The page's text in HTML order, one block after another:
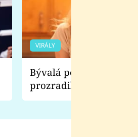
VIRÁLY
Bývalá pornoherečka
prozradila, co ji
natáčení Euforie.